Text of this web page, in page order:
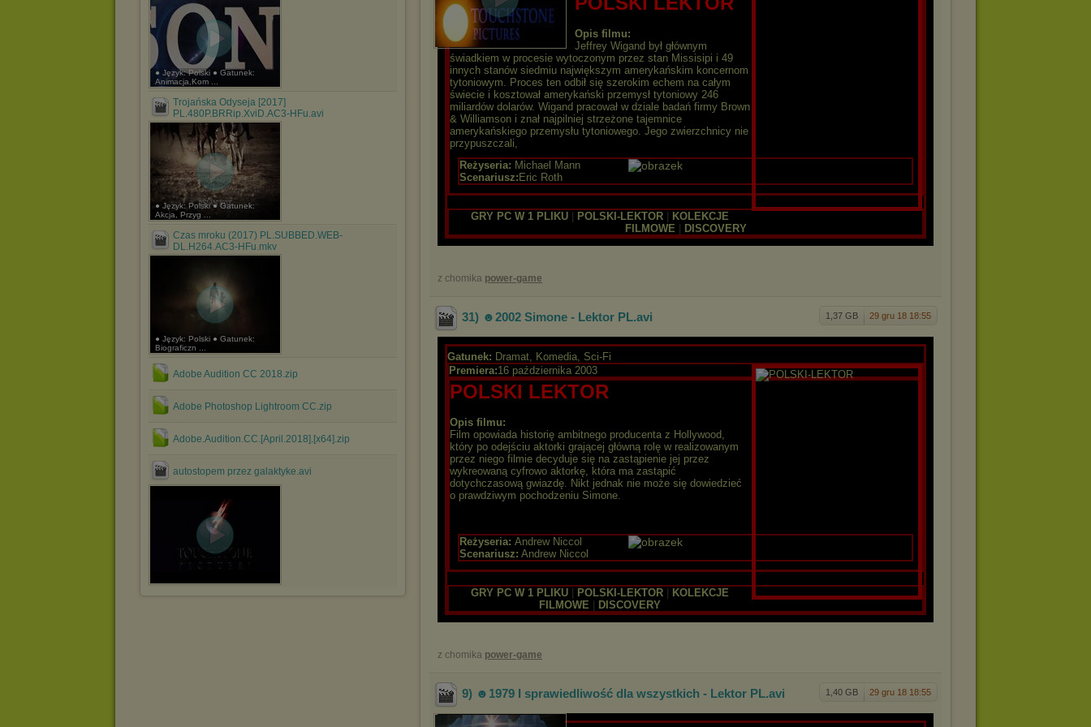
● Język: Polski ● Gatunek:
Animacja,Kom ...
Trojańska Odyseja [2017]
PL.480P.BRRip.XviD.AC3-HFu.avi
● Język: Polski ● Gatunek:
Akcja, Przyg ...
Czas mroku (2017) PL.SUBBED.WEB-
DL.H264.AC3-HFu.mkv
● Język: Polski ● Gatunek:
Biograficzn ...
Adobe Audition CC 2018.zip
Adobe Photoshop Lightroom CC.zip
Adobe.Audition.CC.[April.2018].[x64].zip
autostopem przez galaktyke.avi
Opis filmu:
Jeffrey Wigand był głównym
świadkiem w procesie wytoczonym przez stan Missisipi i 49
innych stanów siedmiu największym amerykańskim koncernom
tytoniowym. Proces ten odbił się szerokim echem na całym
świecie i kosztował amerykański przemysł tytoniowy 246
miliardów dolarów. Wigand pracował w dziale badań firmy Brown
& Williamson i znał najpilniej strzeżone tajemnice
amerykańskiego przemysłu tytoniowego. Jego zwierzchnicy nie
przypuszczali,
Reżyseria: Michael Mann
Scenariusz: Eric Roth
GRY PC W 1 PLIKU| POLSKI-LEKTOR|
KOLEKCJE
FILMOWE
DISCOVERY
z chomika power-game
1,37 GB 29 gru 18 18:55
31) ☻2002 Simone - Lektor PL.avi
Gatunek: Dramat, Komedia, Sci-Fi
Premiera:16 października 2003
POLSKI LEKTOR
Opis filmu:
Film opowiada historię ambitnego producenta z Hollywood,
który po odejściu aktorki grającej główną rolę w realizowanym
przez niego filmie decyduje się na zastąpienie jej przez
wykreowaną cyfrowo aktorkę, która ma zastąpić
dotychczasową gwiazdę. Nikt jednak nie może się dowiedzieć
o prawdziwym pochodzeniu Simone.
Reżyseria: Andrew Niccol
Scenariusz: Andrew Niccol
GRY PC W 1 PLIKU| POLSKI-LEKTOR|
KOLEKCJE
FILMOWE
DISCOVERY
z chomika power-game
1,40 GB 29 gru 18 18:55
9) ☻1979 I sprawiedliwość dla wszystkich - Lektor PL.avi